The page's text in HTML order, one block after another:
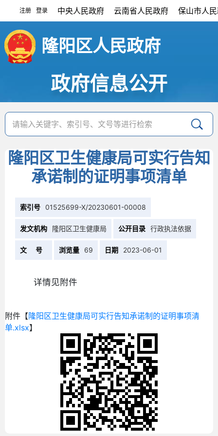
注册 登录 中央人民政府 云南省人民政府 保山市人
隆阳区人民政府
政府信息公开
隆阳区卫生健康局可实行告知
承诺制的证明事项清单
索引号 01525699-X/20230601-00008
发文机构 隆阳区卫生健康局 公开目录 行政执法依据
文 号 浏览量 69 日期 2023-06-01
详情见附件
附件【隆阳区卫生健康局可实行告知承诺制的证明事项清
单.xlsx】